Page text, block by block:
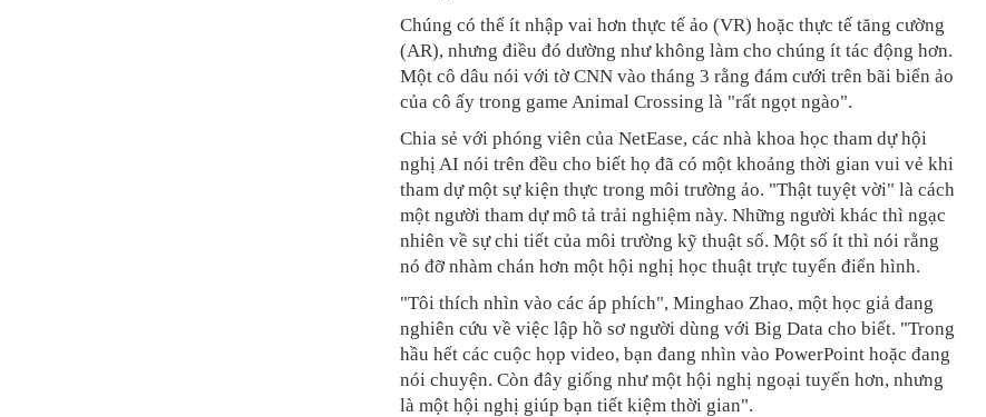
Chúng có thể ít nhập vai hơn thực tế ảo (VR) hoặc thực tế tăng cường
(AR), nhưng điều đó dường như không làm cho chúng ít tác động hơn.
Một cô dâu nói với tờ CNN vào tháng 3 rằng đám cưới trên bãi biển ảo
của cô ấy trong game Animal Crossing là "rất ngọt ngào".
Chia sẻ với phóng viên của NetEase, các nhà khoa học tham dự hội
nghị AI nói trên đều cho biết họ đã có một khoảng thời gian vui vẻ khi
tham dự một sự kiện thực trong môi trường ảo. "Thật tuyệt vời" là cách
một người tham dự mô tả trải nghiệm này. Những người khác thì ngạc
nhiên về sự chi tiết của môi trường kỹ thuật số. Một số ít thì nói rằng
nó đỡ nhàm chán hơn một hội nghị học thuật trực tuyến điển hình.
"Tôi thích nhìn vào các áp phích", Minghao Zhao, một học giả đang
nghiên cứu về việc lập hồ sơ người dùng với Big Data cho biết. "Trong
hầu hết các cuộc họp video, bạn đang nhìn vào PowerPoint hoặc đang
nói chuyện. Còn đây giống như một hội nghị ngoại tuyến hơn, nhưng
là một hội nghị giúp bạn tiết kiệm thời gian".